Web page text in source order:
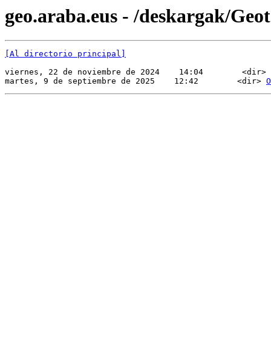
geo.araba.eus - /deskargak/
[Al directorio principal]
viernes, 22 de noviembre de 2024    14:04        <dir>
martes, 9 de septiembre de 2025    12:42        <dir>